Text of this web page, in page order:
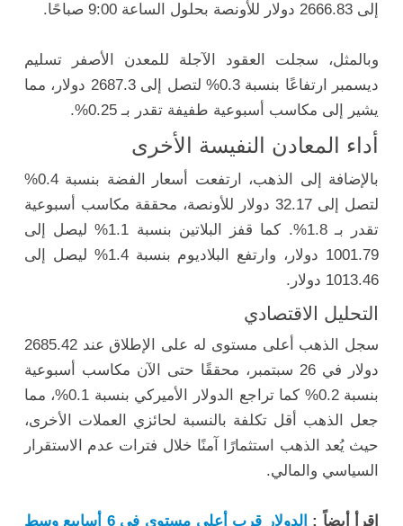
إلى 2666.83 دولار للأونصة بحلول الساعة 9:00 صباحًا.
وبالمثل، سجلت العقود الآجلة للمعدن الأصفر تسليم
ديسمبر ارتفاعًا بنسبة 0.3% لتصل إلى 2687.3 دولار، مما
يشير إلى مكاسب أسبوعية طفيفة تقدر بـ 0.25%.
أداء المعادن النفيسة الأخرى
بالإضافة إلى الذهب، ارتفعت أسعار الفضة بنسبة 0.4%
لتصل إلى 32.17 دولار للأونصة، محققة مكاسب أسبوعية
تقدر بـ 1.8%. كما قفز البلاتين بنسبة 1.1% ليصل إلى
1001.79 دولار، وارتفع البلاديوم بنسبة 1.4% ليصل إلى
1013.46 دولار.
التحليل الاقتصادي
سجل الذهب أعلى مستوى له على الإطلاق عند 2685.42
دولار في 26 سبتمبر، محققًا حتى الآن مكاسب أسبوعية
بنسبة 0.2% كما تراجع الدولار الأميركي بنسبة 0.1%، مما
جعل الذهب أقل تكلفة بالنسبة لحائزي العملات الأخرى،
حيث يُعد الذهب استثمارًا آمنًا خلال فترات عدم الاستقرار
السياسي والمالي.
اقرأ أيضاً :
الدولار قرب أعلى مستوى في 6 أسابيع وسط